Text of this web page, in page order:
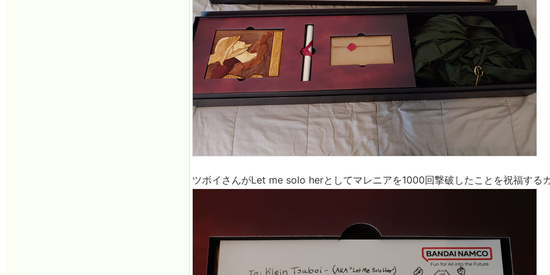
ツボイさんがLet me solo herとしてマレニアを1000回撃破したことを祝福する